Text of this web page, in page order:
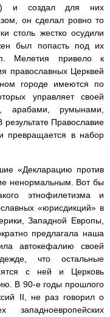
и создал для них
он сделал ровно то
столь жестко осудили
был попасть под их
Мелетия привело к
православных Церквей
городе имеются по
управляет своей
арабами, румынами,
Православие
превращается в набор
«Декларацию против
ненормальным. Вот бы
этнофилетизма и
«юрисдикций» в
Западной Европы,
предлагала наша
автокефалию своей
что остальные
с ней и Церковь
В 90-е годы прошлого
II, не раз говорил о
западноевропейских